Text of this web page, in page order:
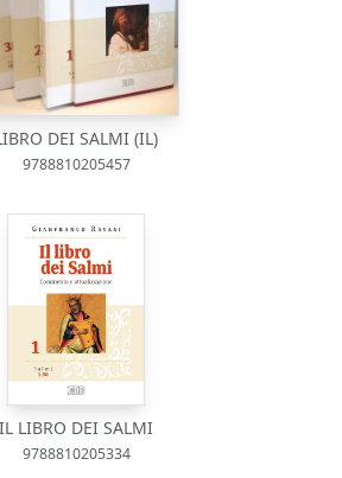
DEI SALMI (IL)
9788810205457
IL LIBRO DEI SALMI
9788810205334